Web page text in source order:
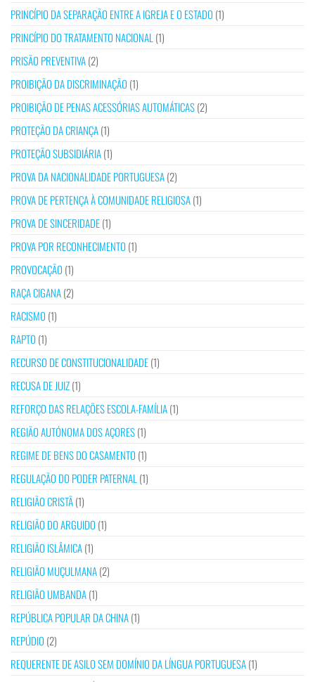
PRINCÍPIO DA SEPARAÇÃO ENTRE A IGREJA E O ESTADO (1)
PRINCÍPIO DO TRATAMENTO NACIONAL (1)
PRISÃO PREVENTIVA(2)
PROIBIÇÃO DA DISCRIMINAÇÃO (1)
PROIBIÇÃO DE PENAS ACESSÓRIAS AUTOMÁTICAS(2)
PROTEÇÃO DA CRIANÇA(1)
PROTEÇÃO SUBSIDIÁRIA(1)
PROVA DA NACIONALIDADE PORTUGUESA(2)
PROVA DE PERTENÇA À COMUNIDADE RELIGIOSA(1)
PROVA DE SINCERIDADE(1)
PROVA POR RECONHECIMENTO (1)
PROVOCAÇÃO (1)
RAÇA CIGANA(2)
RACISMO (1)
RAPTO (1)
RECURSO DE CONSTITUCIONALIDADE(1)
RECUSA DE JUIZ(1)
REFORÇO DAS RELAÇÕES ESCOLA-FAMÍLIA(1)
REGIÃO AUTÓNOMA DOS AÇORES(1)
REGIME DE BENS DO CASAMENTO (1)
REGULAÇÃO DO PODER PATERNAL (1)
RELIGIÃO CRISTÃ(1)
RELIGIÃO DO ARGUIDO (1)
RELIGIÃO ISLÂMICA(1)
RELIGIÃO MUÇULMANA(2)
RELIGIÃO UMBANDA(1)
REPÚBLICA POPULAR DA CHINA(1)
REPÚDIO (2)
REQUERENTE DE ASILO SEM DOMÍNIO DA LÍNGUA PORTUGUESA(1)